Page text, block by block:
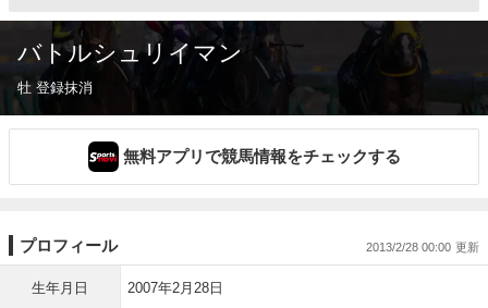
バトルシュリイマン
牡 登録抹消
無料アプリで競馬情報をチェックする
プロフィール 2013/2/28 00:00
生年月日 2007年2月28日